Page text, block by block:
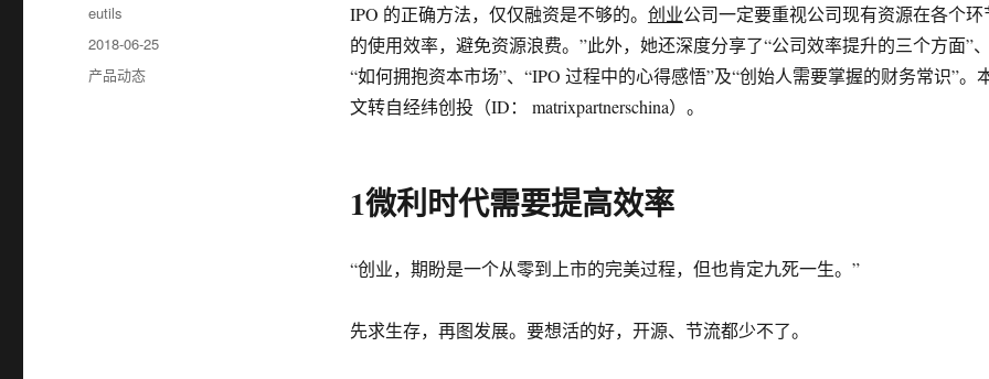
IPO 的正确方法，仅仅融资是不够的。 创业公司一定要重视公司现有资源在各个环
的使用效率，避免资源浪费。”此外，她还深度分享了“公司效率提升的三个方面”
“如何拥抱资本市场”、“IPO 过程中的心得感悟”及“创始人需要掌握的财务常识”。
文转自经纬创投（ID： matrixpartnerschina）。
1微利时代需要提高效率
“创业，期盼是一个从零到上市的完美过程，但也肯定九死一生。”
先求生存，再图发展。要想活的好，开源、节流都少不了。
作
者
eutils
发
布
于
2018-06-25
分
产品动态